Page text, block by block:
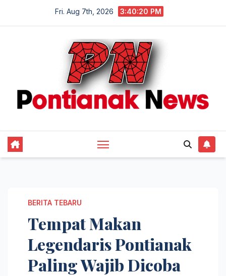
Fri. Aug 7th, 2026 3:40:21 PM
BERITA TEBARU
Tempat Makan
Legendaris Pontianak
Paling Wajib Dicoba